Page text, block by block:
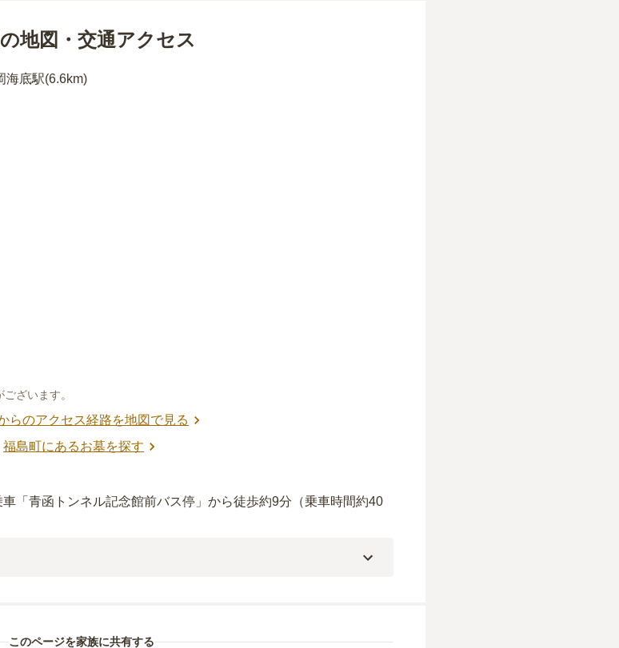
地図・交通アクセス
海底駅(6.6km)
ざいます。
らのアクセス経路を地図で見る
福島町にあるお墓を探す
「青函トンネル記念館前バス停」から徒歩約9分（乗車時間約40
このページを家族に共有する